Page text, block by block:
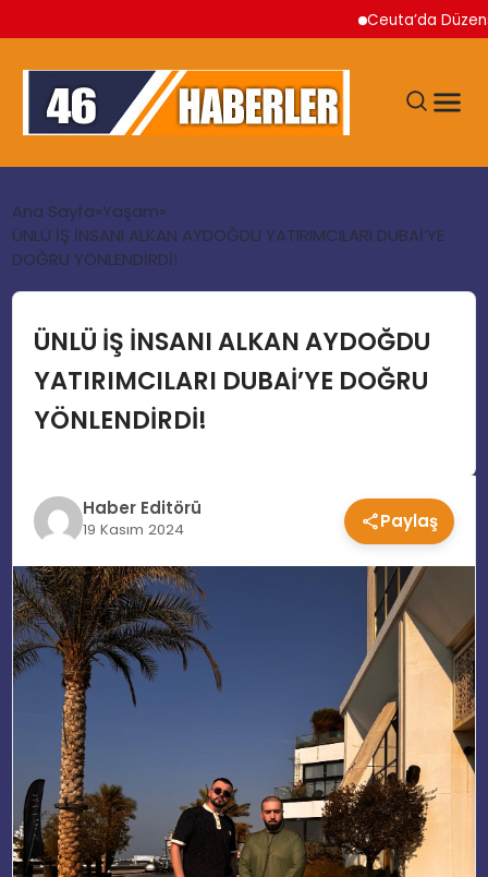
Ceuta’da Düzensiz
GÜNDEM
EKONOMI
SIYASET
EĞITIM
MAGAZIN
SPOR
YAŞAM
Ana Sayfa Yaşam
ÜNLÜ İŞ İNSANI ALKAN AYDOĞDU YATIRIMCILARI DUBAİ’YE
DOĞRU YÖNLENDİRDİ!
ÜNLÜ İŞ İNSANI ALKAN AYDOĞDU
YATIRIMCILARI DUBAİ’YE DOĞRU
YÖNLENDİRDİ!
Haber Editörü
19 Kasım 2024 Paylaş